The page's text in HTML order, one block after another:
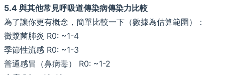
5.4 與其他常見呼吸道傳染病傳染力比較
為了讓你更有概念，簡單比較一下（數據為估算範圍）：
黴漿菌肺炎 R0: ~1-4
季節性流感 R0: ~1-3
普通感冒（鼻病毒） R0: ~1-2